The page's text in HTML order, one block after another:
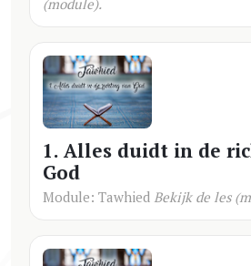
1. Alles duidt in de
God
Module: Tawhied Bekijk de les